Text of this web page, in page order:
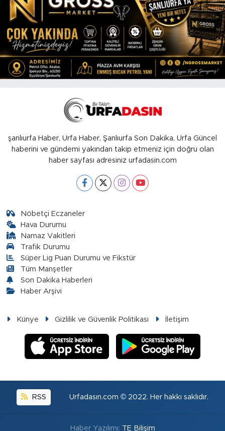
şanlıurfa Haber, Urfa Haber, Şanlıurfa Son Dakika, Urfa Güncel
haberini ve gündemi yakından takip etmeniz için doğru olan
haber sayfası adresiniz urfadasin.com
Nöbetçi Eczaneler
Hava Durumu
Namaz Vakitleri
Trafik Durumu
Süper Lig Puan Durumu ve Fikstür
Tüm Manşetler
Son Dakika Haberleri
Haber Arşivi
Künye Gizlilik ve Güvenlik Politikası İletişim
RSS Urfadasın.com © 2022. Her hakkı saklıdır.
Haber Yazılımı: TE Bilişim